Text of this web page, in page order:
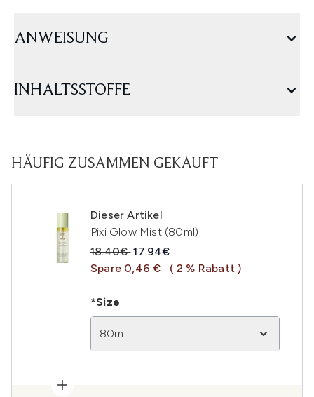
ANWEISUNG
INHALTSSTOFFE
HÄUFIG ZUSAMMEN GEKAUFT
Dieser Artikel
Pixi Glow Mist (80ml)
Unverbindliche Preisempfehlung:
18.40€Aktueller Preis:
17.94€
Spare 0,46 €
( 2 % Rabatt )
*Size
80ml